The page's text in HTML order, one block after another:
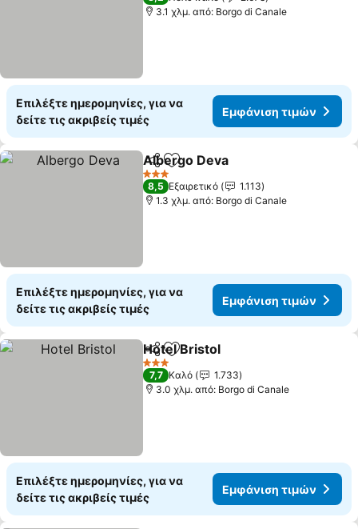
3.1 χλμ. από: Borgo di Canale
Επιλέξτε ημερομηνίες, για να
δείτε τις ακριβείς τιμές
Εμφάνιση τιμών
Κοινοποίηση
Προσθήκη στα αγαπημένα
Albergo Deva
3 Αστέρια
8,5 Εξαιρετικό
1.113
1.3 χλμ. από: Borgo di Canale
Επιλέξτε ημερομηνίες, για να
δείτε τις ακριβείς τιμές
Εμφάνιση τιμών
Κοινοποίηση
Προσθήκη στα αγαπημένα
Hotel Bristol
3 Αστέρια
7,7 Καλό
1.733
3.0 χλμ. από: Borgo di Canale
Επιλέξτε ημερομηνίες, για να
δείτε τις ακριβείς τιμές
Εμφάνιση τιμών